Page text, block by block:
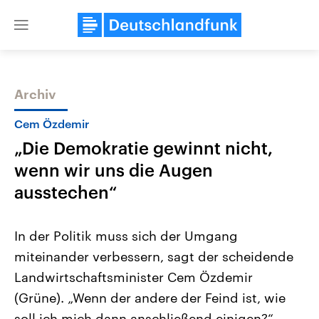
Close
Themen
2026
Alle Informationen
Sachsen-Anhalt wählt am 6.
September 2026 einen neuen
Landtag. Seit 2021 wird das
Bundesland von einer Koalition aus
Aktuelle Beiträge,
Hintergründe
Wirtschaftlich und
gehören die Vereinigten
den mächtigsten Ländern
mit großem Einfluss auf
Archiv
Cem Özdemir
„Die Demokratie gewinnt nicht,
wenn wir uns die Augen
ausstechen“
In der Politik muss sich der Umgang
miteinander verbessern, sagt der scheidende
Landwirtschaftsminister Cem Özdemir
(Grüne). „Wenn der andere der Feind ist, wie